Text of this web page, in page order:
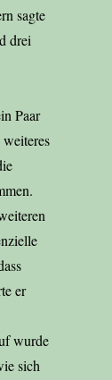
sagte
drei
Paar
er
wurde
sich